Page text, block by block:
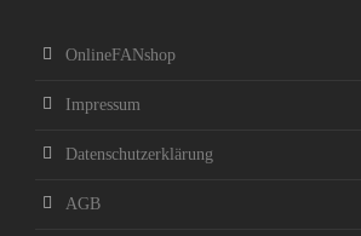
OnlineFANshop
Impressum
Datenschutzerklärung
AGB